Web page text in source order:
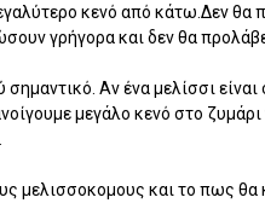
κενό από κάτω.Δεν θα
γρήγορα και δεν θα
σημαντικό. Αν ένα μελίσσι
μεγάλο κενό στο
μελισσοκομους και το πως